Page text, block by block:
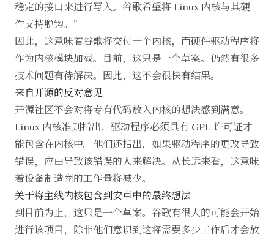
稳定的接口来进行写入。谷歌希望将 Linux 内核与其硬
件支持脱钩。”
因此，这意味着谷歌将交付一个内核，而硬件驱动程序将
作为内核模块加载。目前，这只是一个草案。仍然有很多
技术问题有待解决。因此，这不会很快有结果。
来自开源的反对意见
开源社区不会对将专有代码放入内核的想法感到满意。
Linux 内核准则指出，驱动程序必须具有 GPL 许可证才
能包含在内核中。他们还指出，如果驱动程序的更改导致
错误，应由导致该错误的人来解决。从长远来看，这意味
着设备制造商的工作量将减少。
关于将主线内核包含到安卓中的最终想法
到目前为止，这只是一个草案。谷歌有很大的可能会开始
进行该项目，除非他们意识到这将需要多少工作后才会放